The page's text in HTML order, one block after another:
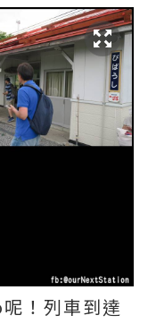
！列車到達